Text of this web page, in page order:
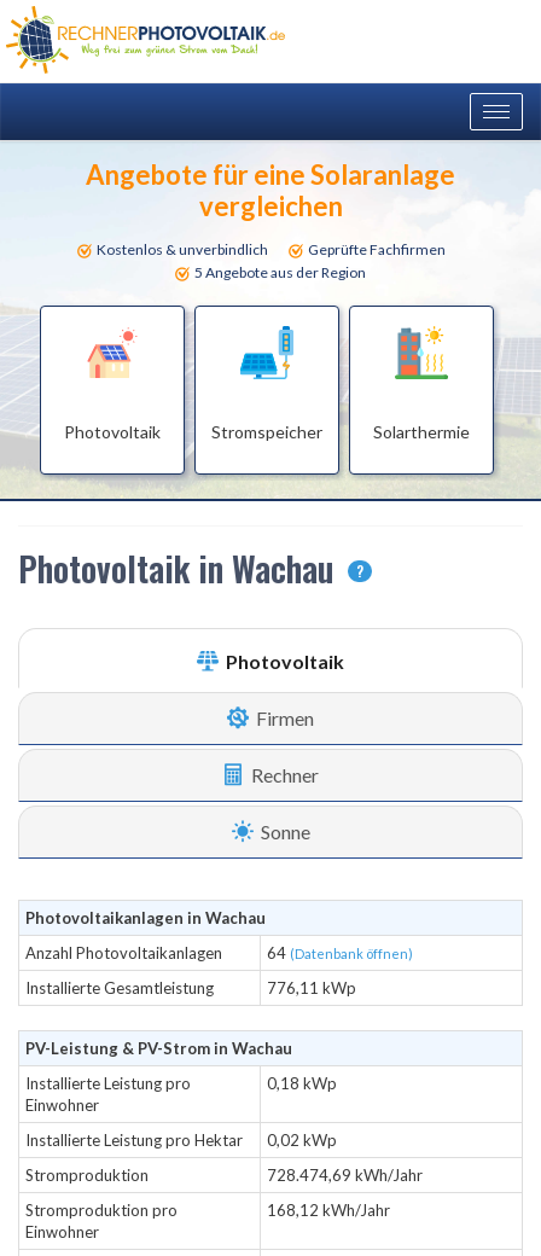
Angebote für eine Solaranlage
vergleichen
Kostenlos & unverbindlich
Geprüfte Fachfirmen
5 Angebote aus der Region
Photovoltaik Stromspeicher Solarthermie
Photovoltaik in Wachau ?
Photovoltaik
Firmen
Rechner
Sonne
Photovoltaikanlagen in Wachau
Anzahl Photovoltaikanlagen
64 (Datenbank öffnen)
Installierte Gesamtleistung 776,11 kWp
PV-Leistung & PV-Strom in Wachau
Installierte Leistung pro
Einwohner
0,18 kWp
Installierte Leistung pro Hektar
0,02 kWp
Stromproduktion
728.474,69 kWh/Jahr
Stromproduktion pro
Einwohner
168,12 kWh/Jahr